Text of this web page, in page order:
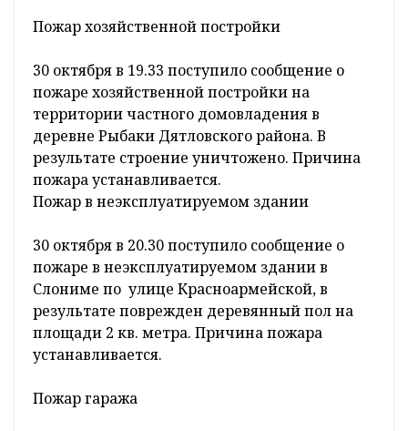
Пожар хозяйственной постройки
30 октября в 19.33 поступило сообщение о
пожаре хозяйственной постройки на
территории частного домовладения в
деревне Рыбаки Дятловского района. В
результате строение уничтожено. Причина
пожара устанавливается.
Пожар в неэксплуатируемом здании
30 октября в 20.30 поступило сообщение о
пожаре в неэксплуатируемом здании в
Слониме по улице Красноармейской, в
результате поврежден деревянный пол на
площади 2 кв. метра. Причина пожара
устанавливается.
Пожар гаража